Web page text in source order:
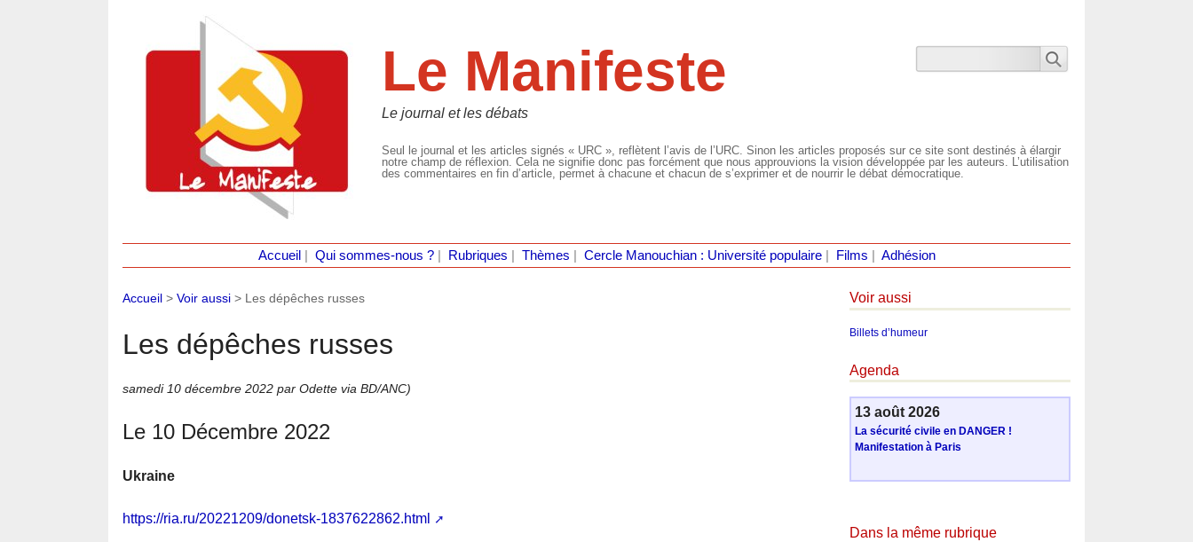
Le Manifeste
Le journal et les débats
Seul le journal et les articles signés « URC », reflètent l’avis de l’URC. Sinon les articles proposés sur ce site sont destinés à élargir
notre champ de réflexion. Cela ne signifie donc pas forcément que nous approuvions la vision développée par les auteurs. L’utilisation
des commentaires en fin d’article, permet à chacune et chacun de s’exprimer et de nourrir le débat démocratique.
Accueil Qui sommes-nous ?| Rubriques Thèmes Cercle Manouchian : Université populaire| Films Adhésion
Accueil > Voir aussi > Les dépêches russes
Les dépêches russes
samedi 10 décembre 2022 par Odette via BD/ANC)
Le 10 Décembre 2022
Ukraine
https://ria.ru/20221209/donetsk-1837622862.html
Voir aussi
Billets d’humeur
Agenda
13 août 2026
La sécurité civile en DANGER !
Manifestation à Paris
Dans la même rubrique